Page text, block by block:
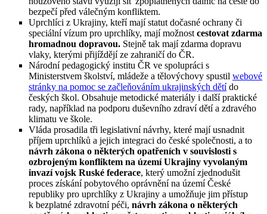
bezpečí před válečným konfliktem.
Uprchlíci z Ukrajiny, kteří mají statut dočasné ochrany či
speciální vízum pro uprchlíky, mají možnost cestovat zdarma
hromadnou dopravou. Stejně tak mají zdarma dopravu
vlaky, kterými přijíždějí ze zahraničí do ČR.
Národní pedagogický institu ČR ve spolupráci s
Ministerstvem školství, mládeže a tělovýchovy spustil webové
stránky na pomoc se začleňováním ukrajinských dětído
českých škol. Obsahuje metodické materiály i další praktické
rady, například na podporu duševního zdraví dětí a zdravého
klimatu ve škole.
Vláda prosadila tři legislativní návrhy, které mají usnadnit
příjem uprchlíků a jejich integraci do české společnosti, a to
návrh zákona o některých opatřeních v souvislosti s
ozbrojeným konfliktem na území Ukrajiny vyvolaným
invazí vojsk Ruské federace, který umožní zjednodušit
proces získání pobytového oprávnění na území České
republiky pro uprchlíky z Ukrajiny a umožňuje jim přístup
k bezplatné zdravotní péči, návrh zákona o některých